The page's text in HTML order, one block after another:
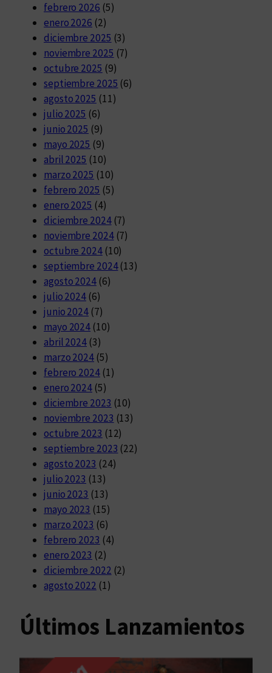
febrero 2026 (5)
enero 2026 (2)
diciembre 2025 (3)
noviembre 2025 (7)
octubre 2025 (9)
septiembre 2025 (6)
agosto 2025 (11)
julio 2025 (6)
junio 2025 (9)
mayo 2025 (9)
abril 2025 (10)
marzo 2025 (10)
febrero 2025 (5)
enero 2025 (4)
diciembre 2024(7)
noviembre 2024(7)
octubre 2024(10)
septiembre 2024(13)
agosto 2024(6)
julio 2024 (6)
junio 2024 (7)
mayo 2024 (10)
abril 2024 (3)
marzo 2024 (5)
febrero 2024(1)
enero 2024 (5)
diciembre 2023 (10)
noviembre 2023 (13)
octubre 2023 (12)
septiembre 2023 (22)
agosto 2023 (24)
julio 2023 (13)
junio 2023 (13)
mayo 2023 (15)
marzo 2023 (6)
febrero 2023 (4)
enero 2023 (2)
diciembre 2022 (2)
agosto 2022 (1)
Últimos Lanzamientos